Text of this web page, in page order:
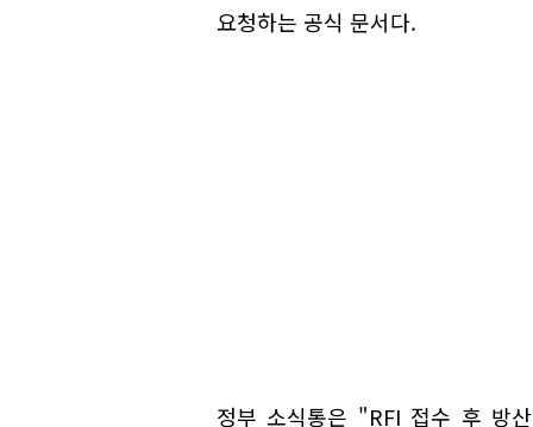
요청하는 공식 문서다.
정부 소식통은 "RFI 접수 후 방